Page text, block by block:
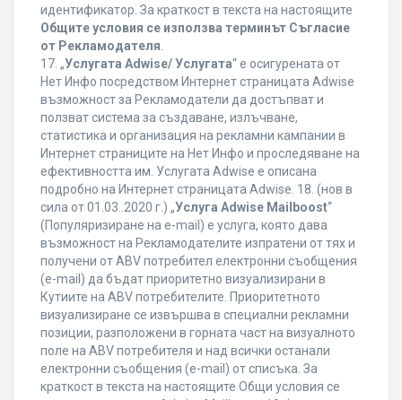
идентификатор. За краткост в текста на настоящите
Общите условия се използва терминът Съгласие
от Рекламодателя
17. „Услугата Adwise/ Услугата“ е осигурената от
Нет Инфо посредством Интернет страницата Adwise
възможност за Рекламодатели да достъпват и
ползват система за създаване, излъчване,
статистика и организация на рекламни кампании в
Интернет страниците на Нет Инфо и проследяване на
ефективността им. Услугата Adwise е описана
подробно на Интернет страницата Adwise. 18. (нов в
сила от 01.03..2020 г.) „Услуга Adwise Mailboost“
(Популяризиране на e-mail) е услуга, която дава
възможност на Рекламодателите изпратени от тях и
получени от ABV потребител електронни съобщения
(e-mail) да бъдат приоритетно визуализирани в
Кутиите на ABV потребителите. Приоритетното
визуализиране се извършва в специални рекламни
позиции, разположени в горната част на визуалното
поле на ABV потребителя и над всички останали
електронни съобщения (e-mail) от списъка. За
краткост в текста на настоящите Общи условия се